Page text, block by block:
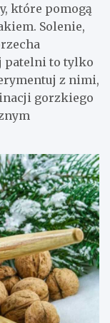
które pomogą
Solenie,
patelni to tylko
z nimi,
gorzkiego